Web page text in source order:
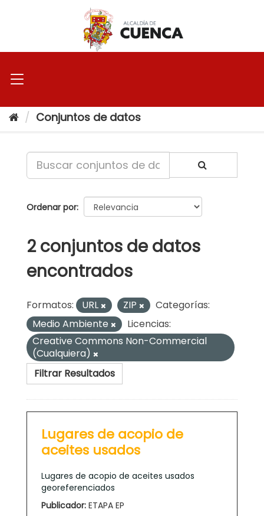
Conjuntos de datos
Ordenar por
2 conjuntos de datos
encontrados
Formatos: URL ZIP
Categorías:
Medio Ambiente
Licencias:
Creative Commons Non-Commercial
(Cualquiera)
Filtrar Resultados
Lugares de acopio de
aceites usados
Lugares de acopio de aceites usados
georeferenciados
Publicador: ETAPA EP